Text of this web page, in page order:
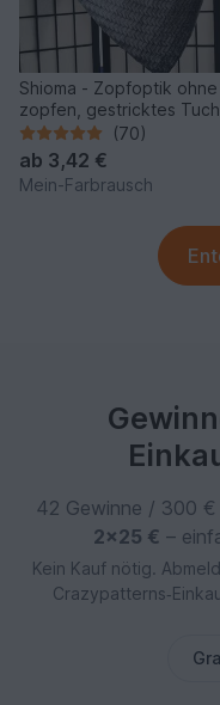
Shioma - Zopfoptik ohne zu
zopfen, gestricktes Tuch
(70)
ab 3,42 €
Mein-Farbrausch
42 Gewinne / 300
2×25 € –
Kein Kauf nötig.